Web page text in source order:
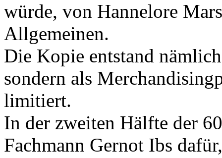
würde, von Hannelore
Allgemeinen.
Die Kopie entstand
sondern als
limitiert.
In der zweiten Hälfte der
Fachmann Gernot Ibs